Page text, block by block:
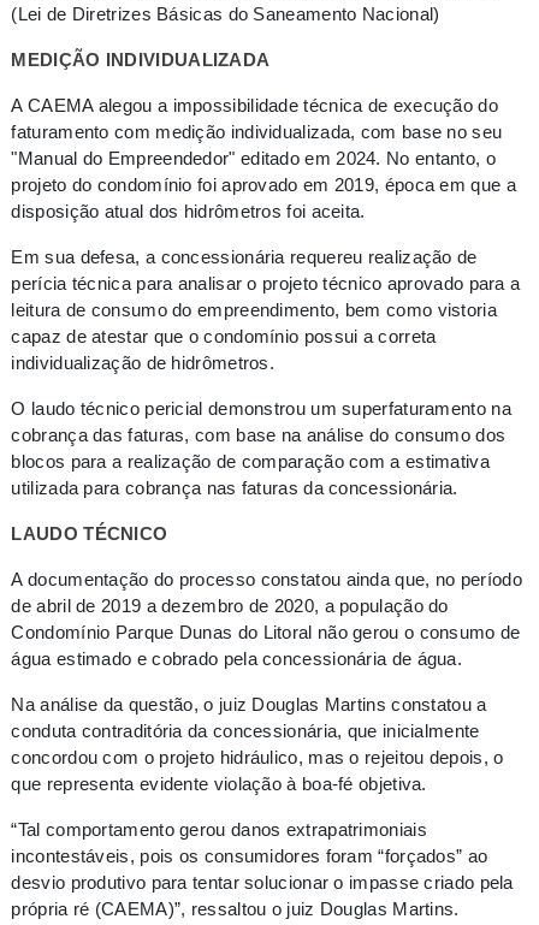
(Lei de Diretrizes Básicas do Saneamento Nacional)
MEDIÇÃO INDIVIDUALIZADA
A CAEMA alegou a impossibilidade técnica de execução do
faturamento com medição individualizada, com base no seu
"Manual do Empreendedor" editado em 2024. No entanto, o
projeto do condomínio foi aprovado em 2019, época em que a
disposição atual dos hidrômetros foi aceita.
Em sua defesa, a concessionária requereu realização de
perícia técnica para analisar o projeto técnico aprovado para a
leitura de consumo do empreendimento, bem como vistoria
capaz de atestar que o condomínio possui a correta
individualização de hidrômetros.
O laudo técnico pericial demonstrou um superfaturamento na
cobrança das faturas, com base na análise do consumo dos
blocos para a realização de comparação com a estimativa
utilizada para cobrança nas faturas da concessionária.
LAUDO TÉCNICO
A documentação do processo constatou ainda que, no período
de abril de 2019 a dezembro de 2020, a população do
Condomínio Parque Dunas do Litoral não gerou o consumo de
água estimado e cobrado pela concessionária de água.
Na análise da questão, o juiz Douglas Martins constatou a
conduta contraditória da concessionária, que inicialmente
concordou com o projeto hidráulico, mas o rejeitou depois, o
que representa evidente violação à boa-fé objetiva.
“Tal comportamento gerou danos extrapatrimoniais
incontestáveis, pois os consumidores foram “forçados” ao
desvio produtivo para tentar solucionar o impasse criado pela
própria ré (CAEMA)”, ressaltou o juiz Douglas Martins.